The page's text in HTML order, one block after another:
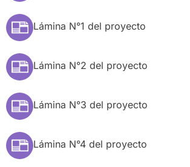
Lámina N°1 del proyecto
Lámina N°2 del proyecto
Lámina N°3 del proyecto
Lámina N°4 del proyecto